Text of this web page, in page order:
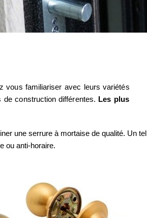
vous familiariser avec leurs variétés
construction différentes. Les plus
une serrure à mortaise de qualité. Un tel
ou anti-horaire.